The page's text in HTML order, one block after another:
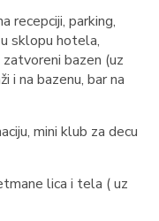
recepciji, parking,
sklopu hotela,
bazen (uz
i na bazenu, bar na
mini klub za decu
lica i tela ( uz